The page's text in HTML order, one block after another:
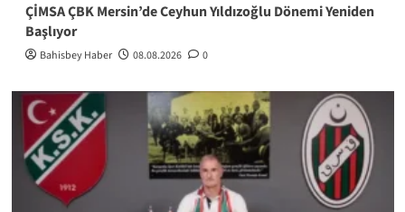
ÇİMSA ÇBK Mersin’de Ceyhun Yıldızoğlu Dönemi Yeniden
Başlıyor
Bahisbey Haber 08.08.2026 0